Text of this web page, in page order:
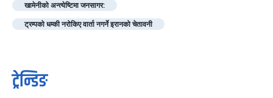
खामेनीको अन्त्येष्टिमा जनसागर:
ट्रम्पको धम्की नरोकिए वार्ता नगर्ने इरानको चेतावनी
ट्रेन्डिङ